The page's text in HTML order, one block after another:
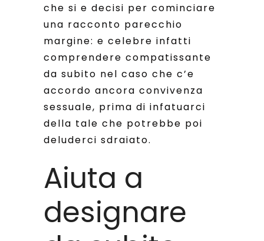
che si e decisi per cominciare
una racconto parecchio
margine: e celebre infatti
comprendere compatissante
da subito nel caso che c’e
accordo ancora convivenza
sessuale, prima di infatuarci
della tale che potrebbe poi
deluderci sdraiato.
Aiuta a
designare